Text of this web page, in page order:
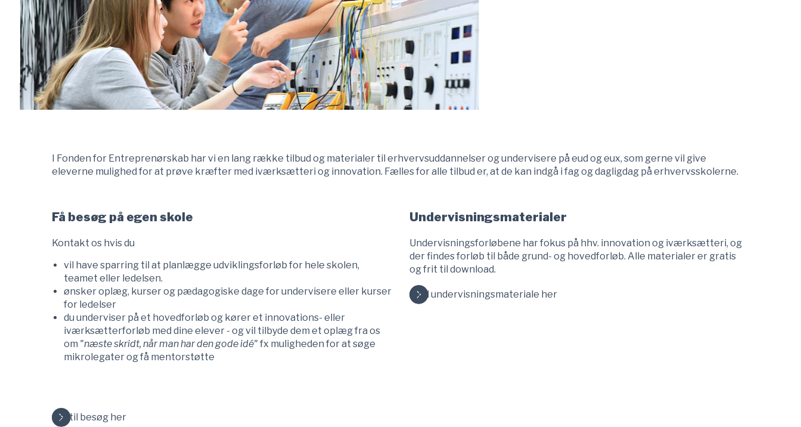
I Fonden for Entreprenørskab har vi en lang række tilbud og materialer til erhvervsuddannelser og undervisere på eud og eux, som gerne vil give
eleverne mulighed for at prøve kræfter med iværksætteri og innovation. Fælles for alle tilbud er, at de kan indgå i fag og dagligdag på erhvervsskolerne.
Få besøg på egen skole
Kontakt os hvis du
vil have sparring til at planlægge udviklingsforløb for hele skolen,
teamet eller ledelsen.
ønsker oplæg, kurser og pædagogiske dage for undervisere eller kurser
for ledelser
du underviser på et hovedforløb og kører et innovations- eller
iværksætterforløb med dine elever - og vil tilbyde dem et oplæg fra os
om "næste skridt, når man har den gode idé" fx muligheden for at søge
mikrolegater og få mentorstøtte
Bestil besøg her
Undervisningsmaterialer
Undervisningsforløbene har fokus på hhv. innovation og iværksætteri, og
der findes forløb til både grund- og hovedforløb. Alle materialer er gratis
og frit til download.
Find undervisningsmateriale her